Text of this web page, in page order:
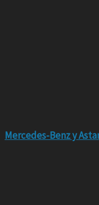
Mercedes-Benz y